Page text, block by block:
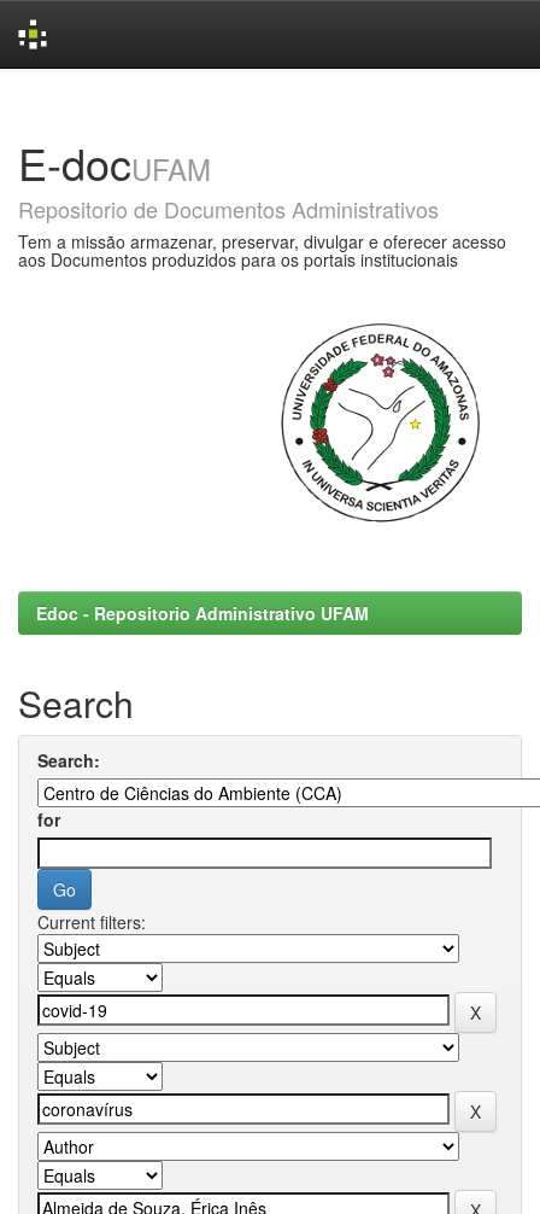
E-docUFAM
Repositorio de Documentos Administrativos
Tem a missão armazenar, preservar, divulgar e oferecer acesso
aos Documentos produzidos para os portais institucionais
Edoc - Repositorio Administrativo UFAM
Search
Search:
for
Current filters: